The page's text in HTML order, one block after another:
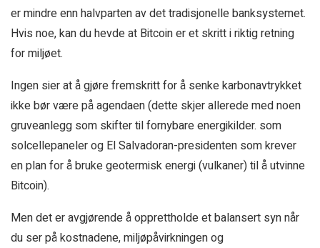
er mindre enn halvparten av det tradisjonelle banksystemet.
Hvis noe, kan du hevde at Bitcoin er et skritt i riktig retning
for miljøet.
Ingen sier at å gjøre fremskritt for å senke karbonavtrykket
ikke bør være på agendaen (dette skjer allerede med noen
gruveanlegg som skifter til fornybare energikilder. som
solcellepaneler og El Salvadoran-presidenten som krever
en plan for å bruke geotermisk energi (vulkaner) til å utvinne
Bitcoin).
Men det er avgjørende å opprettholde et balansert syn når
du ser på kostnadene, miljøpåvirkningen og